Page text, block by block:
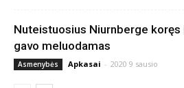
Nuteistuosius Niurnberge
gavo meluodamas
Asmenybės Apkasai - 2020 9 sausio